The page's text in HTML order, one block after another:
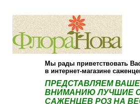
Мы рады приветствовать
в интернет-магазине
ПРЕДСТАВЛЯЕМ
ВНИМАНИЮ ЛУЧШИЕ
САЖЕНЦЕВ РОЗ НА